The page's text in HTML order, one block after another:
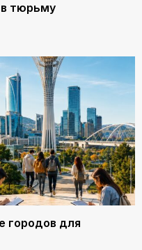
тюрьму
городов для